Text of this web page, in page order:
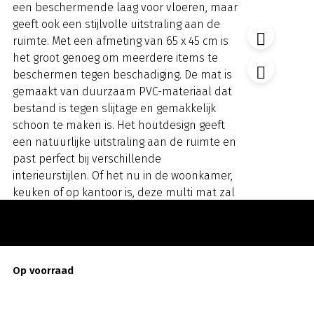
een beschermende laag voor vloeren, maar
geeft ook een stijlvolle uitstraling aan de
ruimte. Met een afmeting van 65 x 45 cm is
het groot genoeg om meerdere items te
beschermen tegen beschadiging. De mat is
gemaakt van duurzaam PVC-materiaal dat
bestand is tegen slijtage en gemakkelijk
schoon te maken is. Het houtdesign geeft
een natuurlijke uitstraling aan de ruimte en
past perfect bij verschillende
interieurstijlen. Of het nu in de woonkamer,
keuken of op kantoor is, deze multi mat zal
Op voorraad